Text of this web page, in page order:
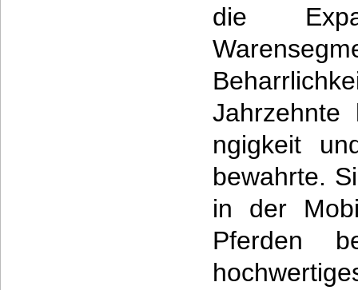
die
Jahrzehnte
ngigkeit
bewahrte.
in der
Pferden